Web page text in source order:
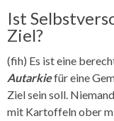
Ist
Ziel?
(fih) Es ist eine
Autarkiefür eine
Ziel sein soll.
mit Kartoffeln ober